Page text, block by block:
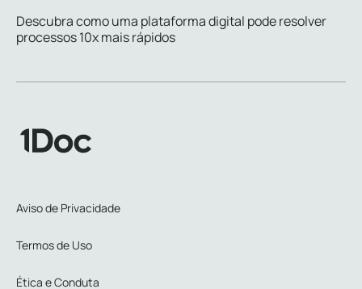
Descubra como uma plataforma digital pode resolver
processos 10x mais rápidos
Aviso de Privacidade
Termos de Uso
Ética e Conduta